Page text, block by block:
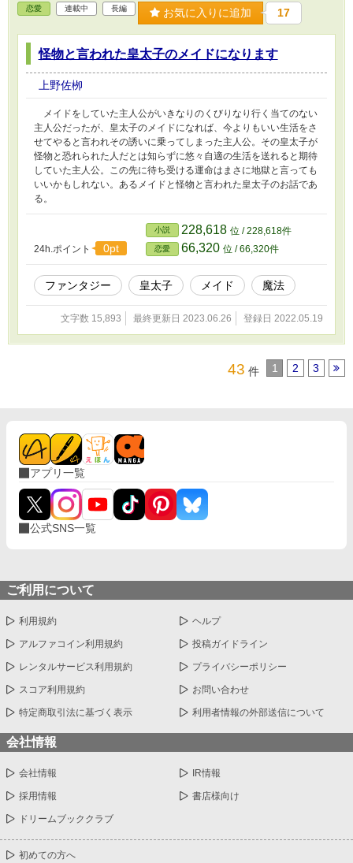
恋愛 連載中 長編 お気に入りに追加 17
怪物と言われた皇太子のメイドになります
上野佐栁
メイドをしていた主人公がいきなりのくびりなり行く当てのない
主人公だったが、皇太子のメイドになれば、今よりもいい生活をさ
せてやると言われその誘いに乗ってしまった主人公。その皇太子が
怪物と恐れられた人だとは知らずに悠々自適の生活を送れると期待
していた主人公。この先に待ち受ける運命はまさに地獄と言っても
いいかもしれない。あるメイドと怪物と言われた皇太子のお話であ
る。
24h.ポイント 0pt
小説 228,618 位 / 228,618件
恋愛 66,320 位 / 66,320件
ファンタジー 皇太子 メイド 魔法
文字数 15,893 最終更新日 2023.06.26 登録日 2022.05.19
43 件 1 2 3
アプリ一覧
公式SNS一覧
ご利用について
利用規約 ヘルプ
アルファコイン利用規約 投稿ガイドライン
レンタルサービス利用規約 プライバシーポリシー
スコア利用規約 お問い合わせ
特定商取引法に基づく表示 利用者情報の外部送信について
会社情報
会社情報 IR情報
採用情報 書店様向け
ドリームブッククラブ
初めての方へ